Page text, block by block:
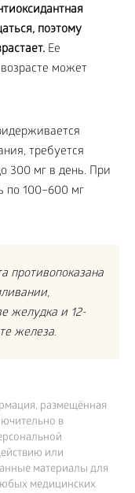
поэтому
Ее
может
требуется
300 мг в день. При
по 100–600 мг
противопоказана
желудка и 12-
железа.
размещённая
в
или
материалы для
медицинских